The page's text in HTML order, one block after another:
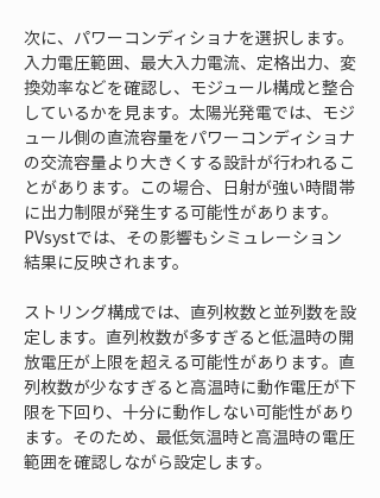
次に、パワーコンディショナを選択します。
入力電圧範囲、最大入力電流、定格出力、変
換効率などを確認し、モジュール構成と整合
しているかを見ます。太陽光発電では、モジ
ュール側の直流容量をパワーコンディショナ
の交流容量より大きくする設計が行われるこ
とがあります。この場合、日射が強い時間帯
に出力制限が発生する可能性があります。
PVsystでは、その影響もシミュレーション
結果に反映されます。
ストリング構成では、直列枚数と並列数を設
定します。直列枚数が多すぎると低温時の開
放電圧が上限を超える可能性があります。直
列枚数が少なすぎると高温時に動作電圧が下
限を下回り、十分に動作しない可能性があり
ます。そのため、最低気温時と高温時の電圧
範囲を確認しながら設定します。